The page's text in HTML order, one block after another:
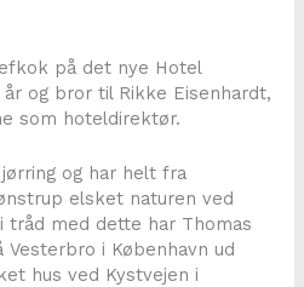
på det nye Hotel
og bror til Rikke Eisenhardt,
som hoteldirektør.
og har helt fra
elsket naturen ved
tråd med dette har Thomas
i København ud
hus ved Kystvejen i